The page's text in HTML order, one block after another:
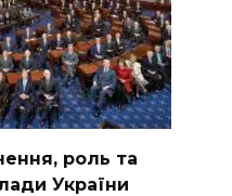
роль та
України